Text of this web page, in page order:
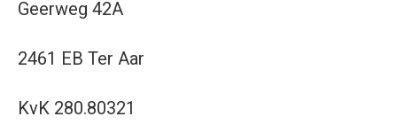
Geerweg 42A
2461 EB Ter Aar
KvK 280.80321